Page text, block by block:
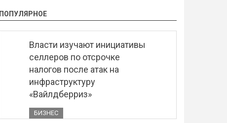
ПОПУЛЯРНОЕ
Власти изучают инициативы
селлеров по отсрочке
налогов после атак на
инфраструктуру
«Вайлдберриз»
БИЗНЕС